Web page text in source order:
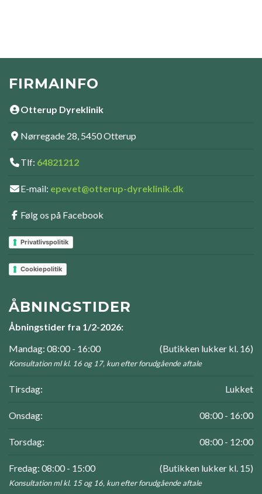
FIRMAINFO
Otterup Dyreklinik
Nørregade 28, 5450 Otterup
Tlf: 64821212
E-mail: epevet@otterup-dyreklinik.dk
Følg os på Facebook
Privatlivspolitik
Cookiepolitik
ÅBNINGSTIDER
Åbningstider fra 1/2-2026:
Mandag: 08:00 - 16:00
(Butikken lukker kl. 16)
Konsultation ml kl. 16 og 17, kun efter forudgående aftale
Tirsdag: Lukket
Onsdag: 08:00 - 16:00
Torsdag: 08:00 - 12:00
Fredag: 08:00 - 15:00 (Butikken lukker kl. 15)
Konsultation ml kl. 15 og 16, kun efter forudgående aftale